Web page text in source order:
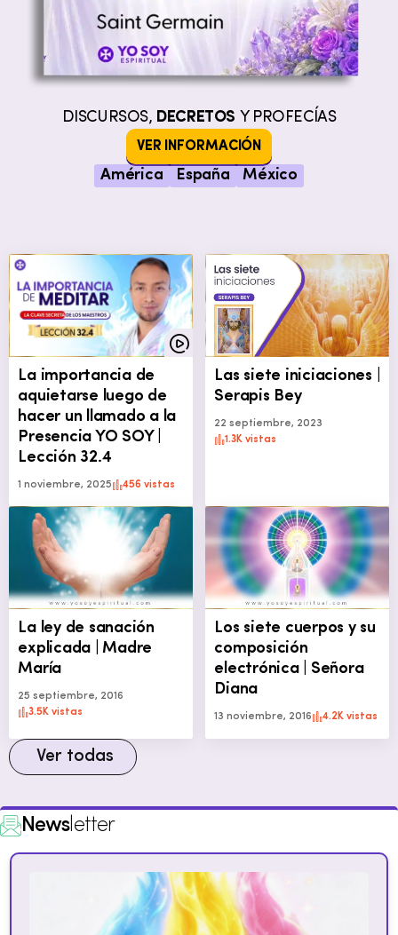
DISCURSOS, DECRETOS Y PROFECÍAS
VER INFORMACIÓN
América España México
La importancia de
aquietarse luego de
hacer un llamado a la
Presencia YO SOY |
Lección 32.4
1 noviembre, 2025 456 vistas
Las siete iniciaciones |
Serapis Bey
22 septiembre, 2023
1.3K vistas
La ley de sanación
explicada | Madre
María
25 septiembre, 2016
3.5K vistas
Los siete cuerpos y su
composición
electrónica | Señora
Diana
13 noviembre, 2016 4.2K vistas
Ver todas
Newsletter